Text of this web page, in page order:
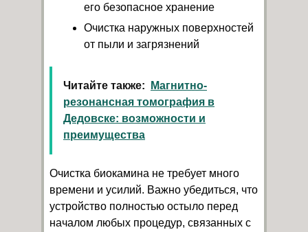
его безопасное хранение
Очистка наружных поверхностей
от пыли и загрязнений
Читайте также:
Магнитно-
резонансная томография в
Дедовске: возможности и
преимущества
Очистка биокамина не требует много
времени и усилий. Важно убедиться, что
устройство полностью остыло перед
началом любых процедур, связанных с